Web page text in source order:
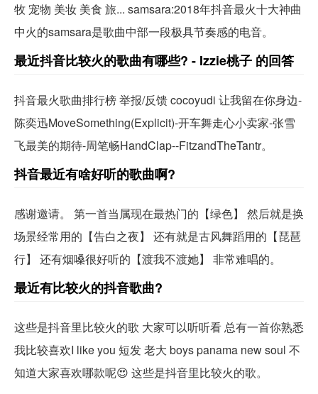
牧 宠物 美妆 美食 旅... samsara:2018年抖音最火十大神曲
中火的samsara是歌曲中部一段极具节奏感的电音。
最近抖音比较火的歌曲有哪些? - Izzie桃子 的回答
抖音最火歌曲排行榜 举报/反馈 cocoyudi 让我留在你身边-
陈奕迅MoveSomething(Explicit)-开车舞走心小卖家-张雪
飞最美的期待-周笔畅HandClap--FitzandTheTantr。
抖音最近有啥好听的歌曲啊?
感谢邀请。 第一首当属现在最热门的【绿色】 然后就是换
场景经常用的【告白之夜】 还有就是古风舞蹈用的【琵琶
行】 还有烟嗓很好听的【渡我不渡她】 非常难唱的。
最近有比较火的抖音歌曲?
这些是抖音里比较火的歌 大家可以听听看 总有一首你熟悉
我比较喜欢I like you 短发 老大 boys panama new soul 不
知道大家喜欢哪款呢😍 这些是抖音里比较火的歌。